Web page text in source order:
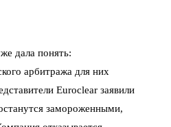
дала понять:
арбитража для них
Euroclear заявили
замороженными,